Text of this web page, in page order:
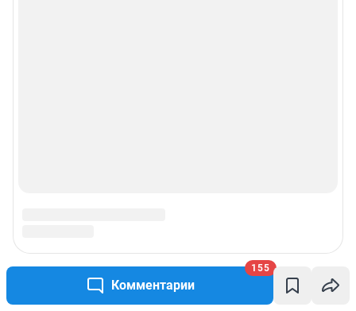
Комментарии
155
Подписаться на новости